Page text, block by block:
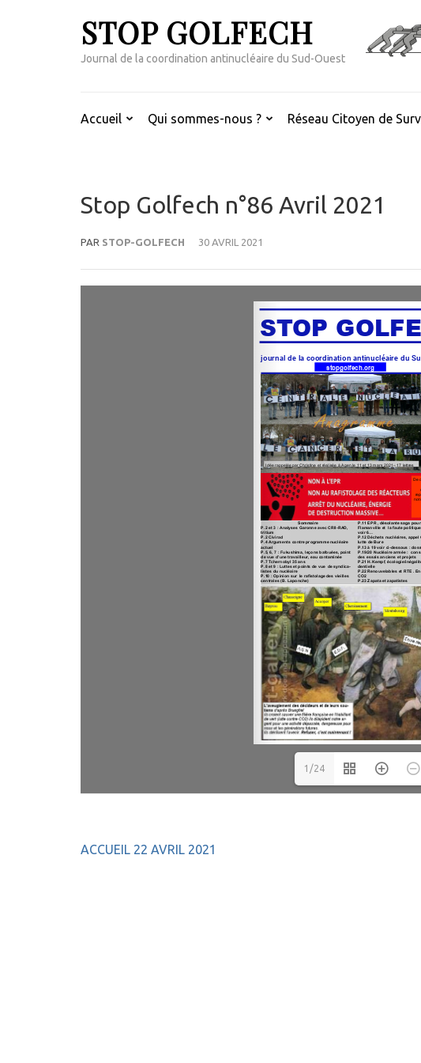
STOP GOLFECH
Journal de la coordination antinucléaire du Sud-Ouest
Accueil Qui sommes-nous ? Réseau Citoyen de
Stop Golfech n°86 Avril 2021
PAR STOP-GOLFECH 30 AVRIL 2021
1/24
Navigation
ACCUEIL 22 AVRIL 2021